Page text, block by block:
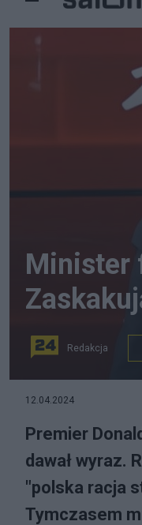
Minister
Redakcja
12.04.2024
Premier
dawał wyraz.
"polska racja
Tymczasem